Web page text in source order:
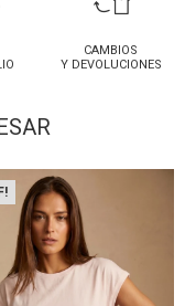
CAMBIOS
Y DEVOLUCIONES